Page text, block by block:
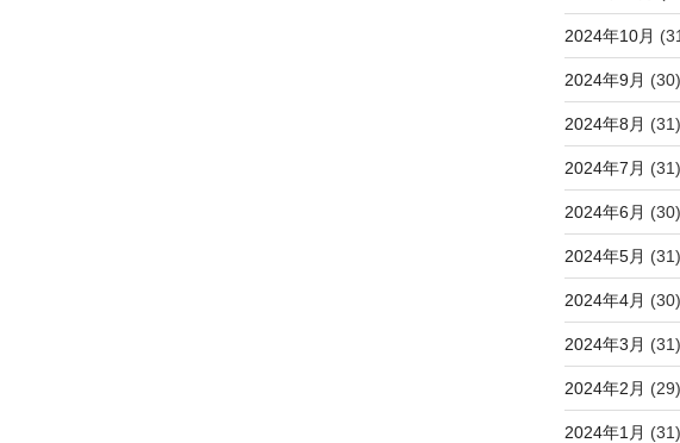
2024年10月
2024年9月 (30)
2024年8月 (31)
2024年7月 (31)
2024年6月 (30)
2024年5月 (31)
2024年4月 (30)
2024年3月 (31)
2024年2月 (29)
2024年1月 (31)